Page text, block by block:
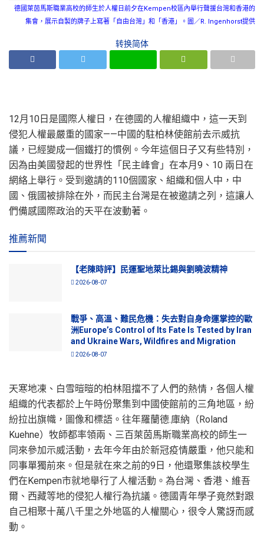
德國萊茵馬斯職業高校的師生於人權日前夕在Kempen校區內舉行聲援台灣和香港的
集會，展示自製的牌子上寫著「自由台灣」和「香港」。圖／R. Ingenhorst提供
转换简体
12月10日是國際人權日，在德國的人權組織中，這一天到
侵犯人權最嚴重的國家——中國的駐柏林使館前去示威抗
議，已經變成一個鐵打的慣例。今年這個日子又有些特別，
因為由美國發起的世界性「民主峰會」在本月9、10 兩日在
網絡上舉行。受到邀請的110個國家、組織和個人中，中
國、俄國被排除在外，而民主台灣是在被邀請之列，這讓人
們備感國際政治的天平在波動著。
推薦新聞
【老陳時評】民運聖地萊比錫與劉曉波精神
2026-08-07
戰爭、高溫、難民危機：失去對自身命運掌控的歐
洲Europe’s Control of Its Fate Is Tested by Iran
and Ukraine Wars, Wildfires and Migration
2026-08-07
天寒地凍、白雪暟暟的柏林阻擋不了人們的熱情，各個人權
組織的代表都於上午時份聚集到中國使館前的三角地區，紛
紛拉出旗幟，圖像和標語。往年羅蘭德.庫納（Roland
Kuehne）牧師都率領兩、三百萊茵馬斯職業高校的師生一
同來參加示威活動，去年今年由於新冠疫情嚴重，他只能和
同事單獨前來。但是就在來之前的9日，他還聚集該校學生
們在Kempen市就地舉行了人權活動。為台灣、香港、維吾
爾、西藏等地的侵犯人權行為抗議。德國青年學子竟然對跟
自己相聚十萬八千里之外地區的人權關心，很令人驚訝而感
動。